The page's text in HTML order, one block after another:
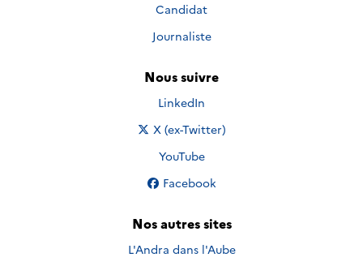
Candidat
Journaliste
Nous suivre
Nous suivre sur
LinkedIn
Nous suivre sur
X (ex-Twitter)
Nous suivre sur
YouTube
Nous suivre sur
Facebook
Nos autres sites
L'Andra dans l'Aube